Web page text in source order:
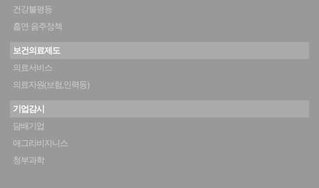
건강불평등
흡연·음주정책
보건의료제도
의료서비스
의료자원(보험,인력등)
기업감시
담배기업
애그리비지니스
청부과학